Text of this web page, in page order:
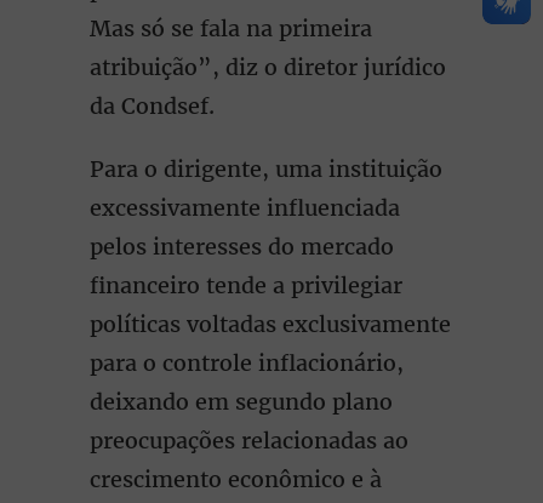
Mas só se fala na primeira
atribuição”, diz o diretor jurídico
da Condsef.
Para o dirigente, uma instituição
excessivamente influenciada
pelos interesses do mercado
financeiro tende a privilegiar
políticas voltadas exclusivamente
para o controle inflacionário,
deixando em segundo plano
preocupações relacionadas ao
crescimento econômico e à